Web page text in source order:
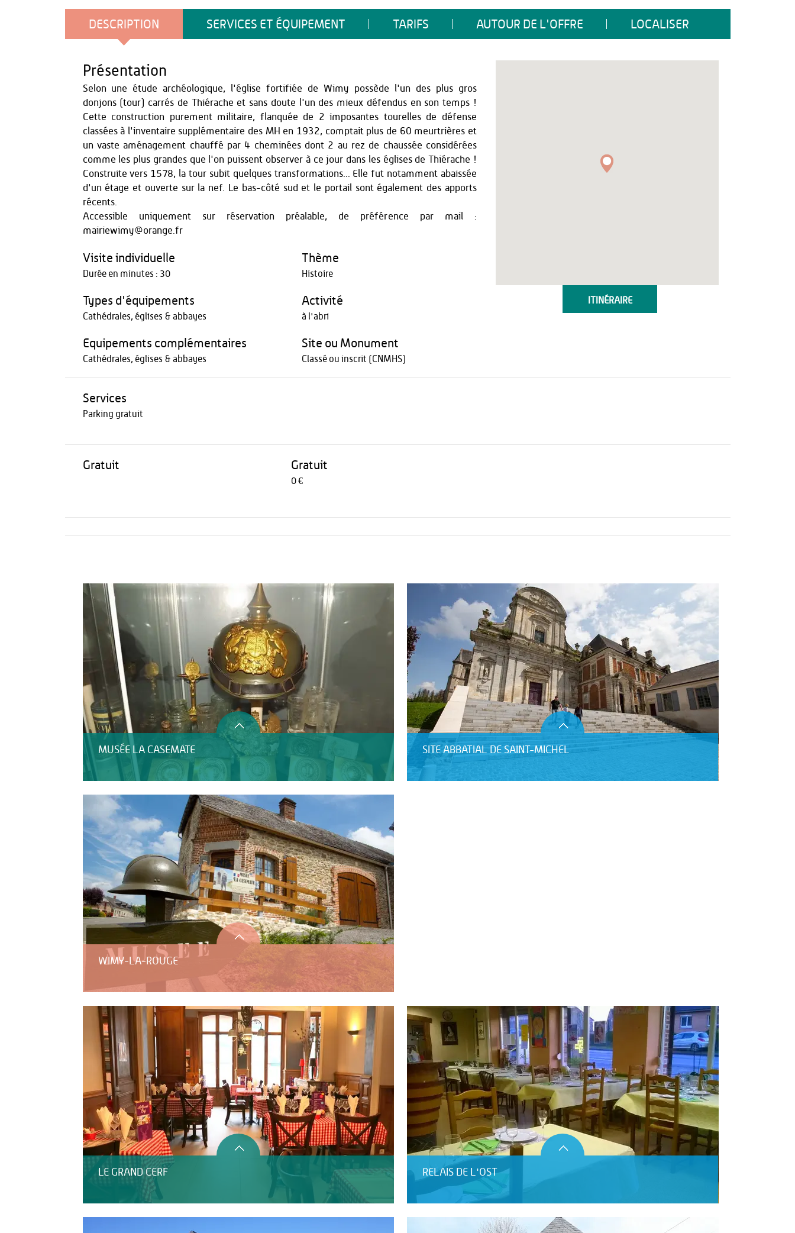
DESCRIPTION SERVICES ET ÉQUIPEMENT TARIFS AUTOUR DE L'OFFRE LOCALISER
ITINÉRAIRE
Présentation
Selon une étude archéologique, l'église fortifiée de Wimy possède l'un des plus gros
donjons (tour) carrés de Thiérache et sans doute l'un des mieux défendus en son temps !
Cette construction purement militaire, flanquée de 2 imposantes tourelles de défense
classées à l'inventaire supplémentaire des MH en 1932, comptait plus de 60 meurtrières et
un vaste aménagement chauffé par 4 cheminées dont 2 au rez de chaussée considérées
comme les plus grandes que l'on puissent observer à ce jour dans les églises de Thiérache !
Construite vers 1578, la tour subit quelques transformations... Elle fut notamment abaissée
d'un étage et ouverte sur la nef. Le bas-côté sud et le portail sont également des apports
récents.
Accessible uniquement sur réservation préalable, de préférence par mail :
mairiewimy@orange.fr
Visite individuelle
Durée en minutes : 30
Thème
Histoire
Types d'équipements
Cathédrales, églises & abbayes
Activité
à l'abri
Equipements complémentaires
Cathédrales, églises & abbayes
Site ou Monument
Classé ou inscrit (CNMHS)
Services
Parking gratuit
Gratuit Gratuit
0 €
MUSÉE LA CASEMATE SITE ABBATIAL DE SAINT-MICHEL
WIMY-LA-ROUGE
LE GRAND CERF RELAIS DE L'OST